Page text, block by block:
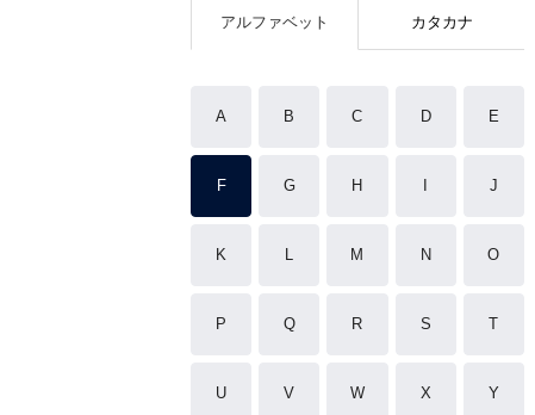
アルファベット カタカナ
A B C D E
F G H J
K L M N O
P Q R S T
U V W X Y